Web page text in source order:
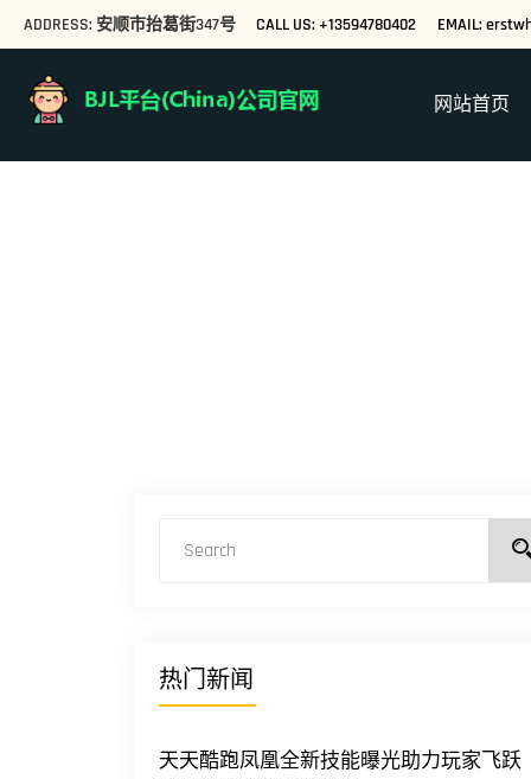
ADDRESS: 安顺市抬葛街347号 CALL US: +13594780402 EMAIL:
网站首页
热门新闻
天天酷跑凤凰全新技能曝光助力玩家飞跃